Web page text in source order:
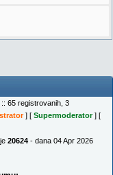
65 registrovanih, 3
] [ Supermoderator] [
20624 - dana 04 Apr 2026